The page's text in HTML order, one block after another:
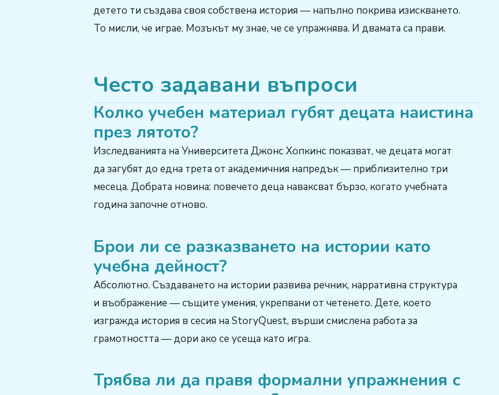
детето ти създава своя собствена история — напълно покрива изискването.
То мисли, че играе. Мозъкът му знае, че се упражнява. И двамата са прави.
Често задавани въпроси
Колко учебен материал губят децата наистина
през лятото?
Изследванията на Университета Джонс Хопкинс показват, че децата могат
да загубят до една трета от академичния напредък — приблизително три
месеца. Добрата новина: повечето деца наваксват бързо, когато учебната
година започне отново.
Брои ли се разказването на истории като
учебна дейност?
Абсолютно. Създаването на истории развива речник, нарративна структура
и въображение — същите умения, укрепвани от четенето. Дете, което
изгражда история в сесия на StoryQuest, върши смислена работа за
грамотността — дори ако се усеща като игра.
Трябва ли да правя формални упражнения с